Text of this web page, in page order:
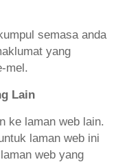
semasa anda
yang
mel.
Lain
ke laman web lain.
laman web ini
web yang